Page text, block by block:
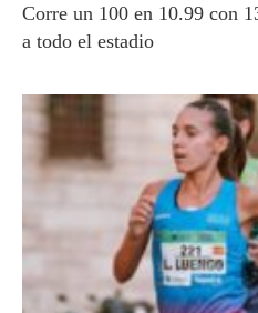
Corre un 100 en 10.99 con
a todo el estadio